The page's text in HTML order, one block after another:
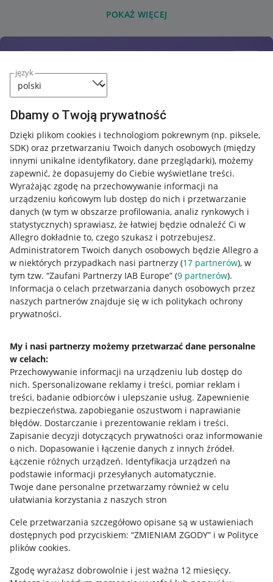
język
Dbamy o Twoją prywatność
Dzięki plikom cookies i technologiom pokrewnym (np. piksele,
SDK) oraz przetwarzaniu Twoich danych osobowych (między
innymi unikalne identyfikatory, dane przeglądarki), możemy
zapewnić, że dopasujemy do Ciebie wyświetlane treści.
Wyrażając zgodę na przechowywanie informacji na
urządzeniu końcowym lub dostęp do nich i przetwarzanie
danych (w tym w obszarze profilowania, analiz rynkowych i
statystycznych) sprawiasz, że łatwiej będzie odnaleźć Ci w
Allegro dokładnie to, czego szukasz i potrzebujesz.
Administratorem Twoich danych osobowych będzie Allegro a
w niektórych przypadkach nasi partnerzy (17 partnerów), w
tym tzw. “Zaufani Partnerzy IAB Europe” (9 partnerów).
Informacja o celach przetwarzania danych osobowych przez
naszych partnerów znajduje się w ich politykach ochrony
prywatności.
My i nasi partnerzy możemy przetwarzać dane personalne
w celach:
Przechowywanie informacji na urządzeniu lub dostęp do
nich. Spersonalizowane reklamy i treści, pomiar reklam i
treści, badanie odbiorców i ulepszanie usług. Zapewnienie
bezpieczeństwa, zapobieganie oszustwom i naprawianie
błędów. Dostarczanie i prezentowanie reklam i treści.
Zapisanie decyzji dotyczących prywatności oraz informowanie
o nich. Dopasowanie i łączenie danych z innych źródeł.
Łączenie różnych urządzeń. Identyfikacja urządzeń na
podstawie informacji przesyłanych automatycznie.
Twoje dane personalne przetwarzamy również w celu
ułatwiania korzystania z naszych stron
Cele przetwarzania szczegółowo opisane są w ustawieniach
dostępnych pod przyciskiem: “ZMIENIAM ZGODY” i w Polityce
plików cookies.
Zgodę wyrażasz dobrowolnie i jest ważna 12 miesięcy.
POKAŻ WIĘCEJ
Przydatne informacje
Jak to działa
Allegro Gadane dla sprzedających
Allegro Gadane dla kupujących
Mapa miejscowości
Informacje prawne
Regulamin
Polityka plików "cookies"
Ustawienia plików "cookies"
Udostępnianie lokalizacji
Informacje dla Aktu o Usługach Cyfrowych
Pobierz aplikację